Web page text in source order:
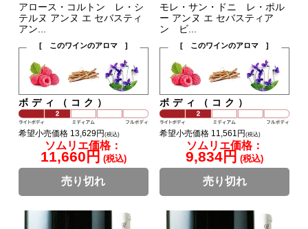
アロース・コルトン レ・シ
テルヌ アンヌ エ セバスティ
アン...
[ このワインのアロマ ]
ボディ（コク）
希望小売価格 13,629円(税込)
ソムリエ価格：
11,660円 (税込)
売り切れ
モレ・サン・ドニ レ・ポル
ー アンヌ エ セバスティア
ン ビ...
[ このワインのアロマ ]
ボディ（コク）
希望小売価格 11,561円(税込)
ソムリエ価格：
9,834円 (税込)
売り切れ